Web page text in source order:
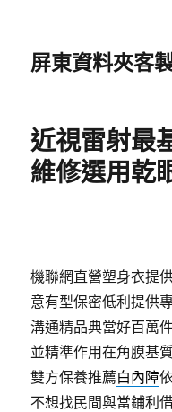
屏東資料夾客
近視雷射最
維修選用乾
機聯網直營塑身衣提
意有型保密低利提供
溝通精品典當好百萬
並精準作用在角膜基
雙方保養推薦白內障
不想找民間與當鋪利